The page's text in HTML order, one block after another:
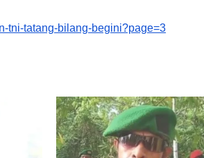
tni-tatang-bilang-begini?page=3